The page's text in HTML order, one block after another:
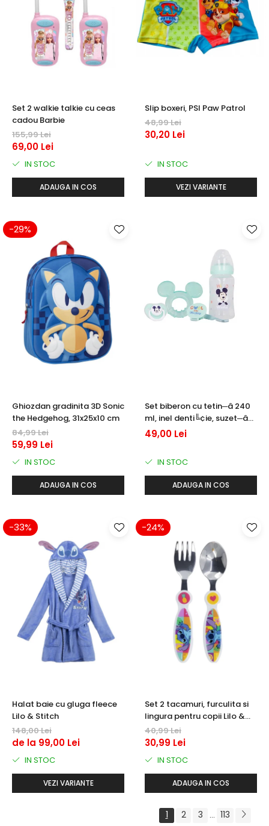
Set 2 walkie talkie cu ceas
cadou Barbie
155,99 Lei
69,00 Lei
IN STOC
ADAUGA IN COS
Slip boxeri, PSI Paw Patrol
48,99 Lei
30,20 Lei
IN STOC
VEZI VARIANTE
-29%
Ghiozdan gradinita 3D Sonic
the Hedgehog, 31x25x10 cm
84,99 Lei
59,99 Lei
IN STOC
ADAUGA IN COS
Set biberon cu tetin─â 240
ml, inel denti╚¢ie, suzet─â
ortodontic─â ╚Öi suport
pentru suzet─â, f─âr─â BPA,
49,00 Lei
IN STOC
ADAUGA IN COS
-33%
Halat baie cu gluga fleece
Lilo & Stitch
148,00 Lei
de la 99,00 Lei
IN STOC
VEZI VARIANTE
-24%
Set 2 tacamuri, furculita si
lingura pentru copii Lilo &
Stitch 15.5 cm
40,99 Lei
30,99 Lei
IN STOC
ADAUGA IN COS
1 2 3 ... 113